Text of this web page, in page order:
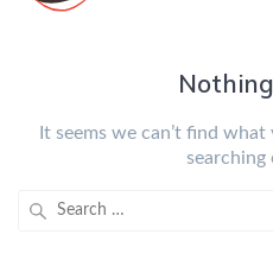
It seems we can’t find
searching